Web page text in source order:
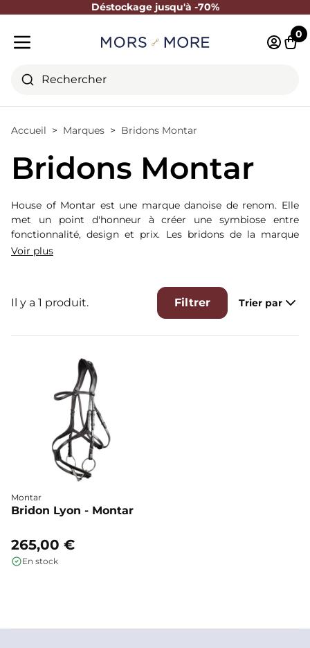
Déstockage jusqu'à -70%
Fermer
Rechercher
0
Accueil Marques Bridons Montar
Bridons Montar
House of Montar est une marque danoise de renom. Elle
met un point d'honneur à créer une symbiose entre
fonctionnalité, design et prix. Les bridons de la marque
proposent des formes anatomiques et une excellente
Voir plus
Il y a 1 produit. Filtrer Trier par
Montar
Bridon Lyon - Montar
265,00 €
En stock